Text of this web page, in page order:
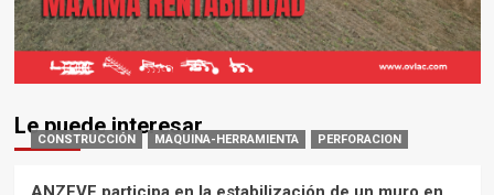
Le puede interesar
CONSTRUCCIÓN MAQUINA-HERRAMIENTA PERFORACION